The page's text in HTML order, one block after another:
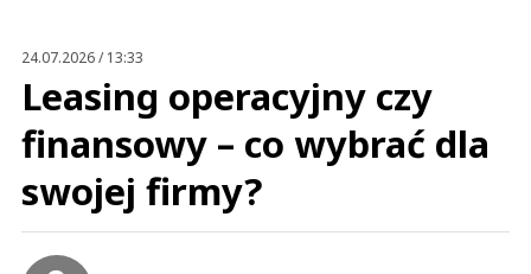
24.07.2026 / 13:33
Leasing operacyjny czy
finansowy – co wybrać dla
swojej firmy?